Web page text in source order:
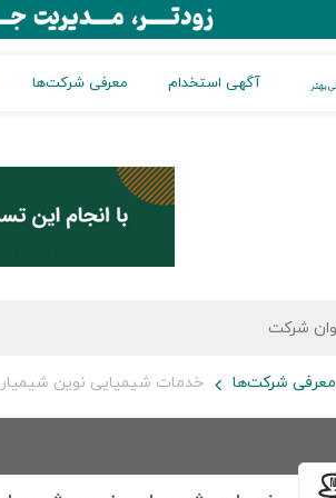
آگهی استخدام معرفی شرکت‌ها
معرفی شرکت‌ها خدمات شیمیایی نوین شیمیار